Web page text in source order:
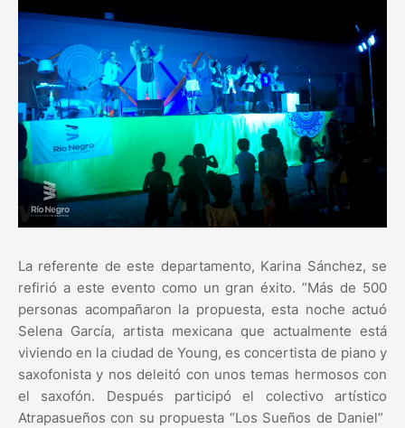
La referente de este departamento, Karina Sánchez, se
refirió a este evento como un gran éxito. ”Más de 500
personas acompañaron la propuesta, esta noche actuó
Selena García, artista mexicana que actualmente está
viviendo en la ciudad de Young, es concertista de piano y
saxofonista y nos deleitó con unos temas hermosos con
el saxofón. Después participó el colectivo artístico
Atrapasueños con su propuesta “Los Sueños de Daniel”